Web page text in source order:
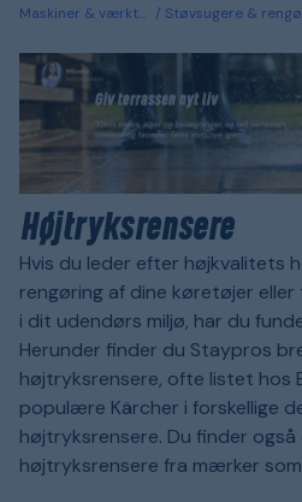
Maskiner & værktøj Støvsugere &
Højtryksrensere
Hvis du leder efter højkvalitets
rengøring af dine køretøjer
i dit udendørs miljø, har du
Herunder finder du Staypros
højtryksrensere, ofte listet hos
populære Kärcher i forskellige
højtryksrensere. Du finder
højtryksrensere fra mærker som